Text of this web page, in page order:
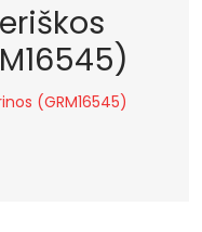
(GRM16545)